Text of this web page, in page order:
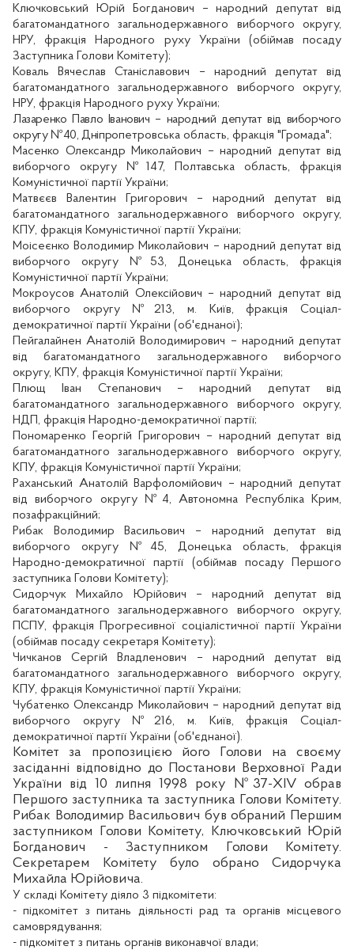
Ключковський Юрій Богданович – народний депутат від
багатомандатного загальнодержавного виборчого округу,
НРУ, фракція Народного руху України (обіймав посаду
Заступника Голови Комітету);
Коваль Вячеслав Станіславович – народний депутат від
багатомандатного загальнодержавного виборчого округу,
НРУ, фракція Народного руху України;
Лазаренко Павло Іванович – народний депутат від виборчого
округу №40, Дніпропетровська область, фракція "Громада";
Масенко Олександр Миколайович – народний депутат від
виборчого округу №147, Полтавська область, фракція
Комуністичної партії України;
Матвєєв Валентин Григорович – народний депутат від
багатомандатного загальнодержавного виборчого округу,
КПУ, фракція Комуністичної партії України;
Моісеєнко Володимир Миколайович – народний депутат від
виборчого округу №53, Донецька область, фракція
Комуністичної партії України;
Мокроусов Анатолій Олексійович – народний депутат від
виборчого округу №213, м. Київ, фракція Соціал-
демократичної партії України (об'єднаної);
Пейгалайнен Анатолій Володимирович – народний депутат
від багатомандатного загальнодержавного виборчого
округу, КПУ, фракція Комуністичної партії України;
Плющ Іван Степанович – народний депутат від
багатомандатного загальнодержавного виборчого округу,
НДП, фракція Народно-демократичної партії;
Пономаренко Георгій Григорович – народний депутат від
багатомандатного загальнодержавного виборчого округу,
КПУ, фракція Комуністичної партії України;
Раханський Анатолій Варфоломійович – народний депутат
від виборчого округу №4, Автономна Республіка Крим,
позафракційний;
Рибак Володимир Васильович – народний депутат від
виборчого округу №45, Донецька область, фракція
Народно-демократичної партії (обіймав посаду Першого
заступника Голови Комітету);
Сидорчук Михайло Юрійович – народний депутат від
багатомандатного загальнодержавного виборчого округу,
ПСПУ, фракція Прогресивної соціалістичної партії України
(обіймав посаду секретаря Комітету);
Чичканов Сергій Владленович – народний депутат від
багатомандатного загальнодержавного виборчого округу,
КПУ, фракція Комуністичної партії України;
Чубатенко Олександр Миколайович – народний депутат від
виборчого округу №216, м. Київ, фракція Соціал-
демократичної партії України (об'єднаної).
Комітет за пропозицією його Голови на своєму
засіданні відповідно до Постанови Верховної Ради
України від 10 липня 1998 року №37-XIV обрав
Першого заступника та заступника Голови Комітету.
Рибак Володимир Васильович був обраний Першим
заступником Голови Комітету,
Ключковський Юрій
Богданович - Заступником Голови Комітету.
Секретарем Комітету було обрано Сидорчука
Михайла Юрійовича.
У складі Комітету діяло 3 підкомітети:
- підкомітет з питань діяльності рад та органів місцевого
самоврядування;
- підкомітет з питань органів виконавчої влади;